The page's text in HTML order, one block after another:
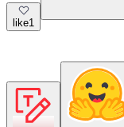
like1